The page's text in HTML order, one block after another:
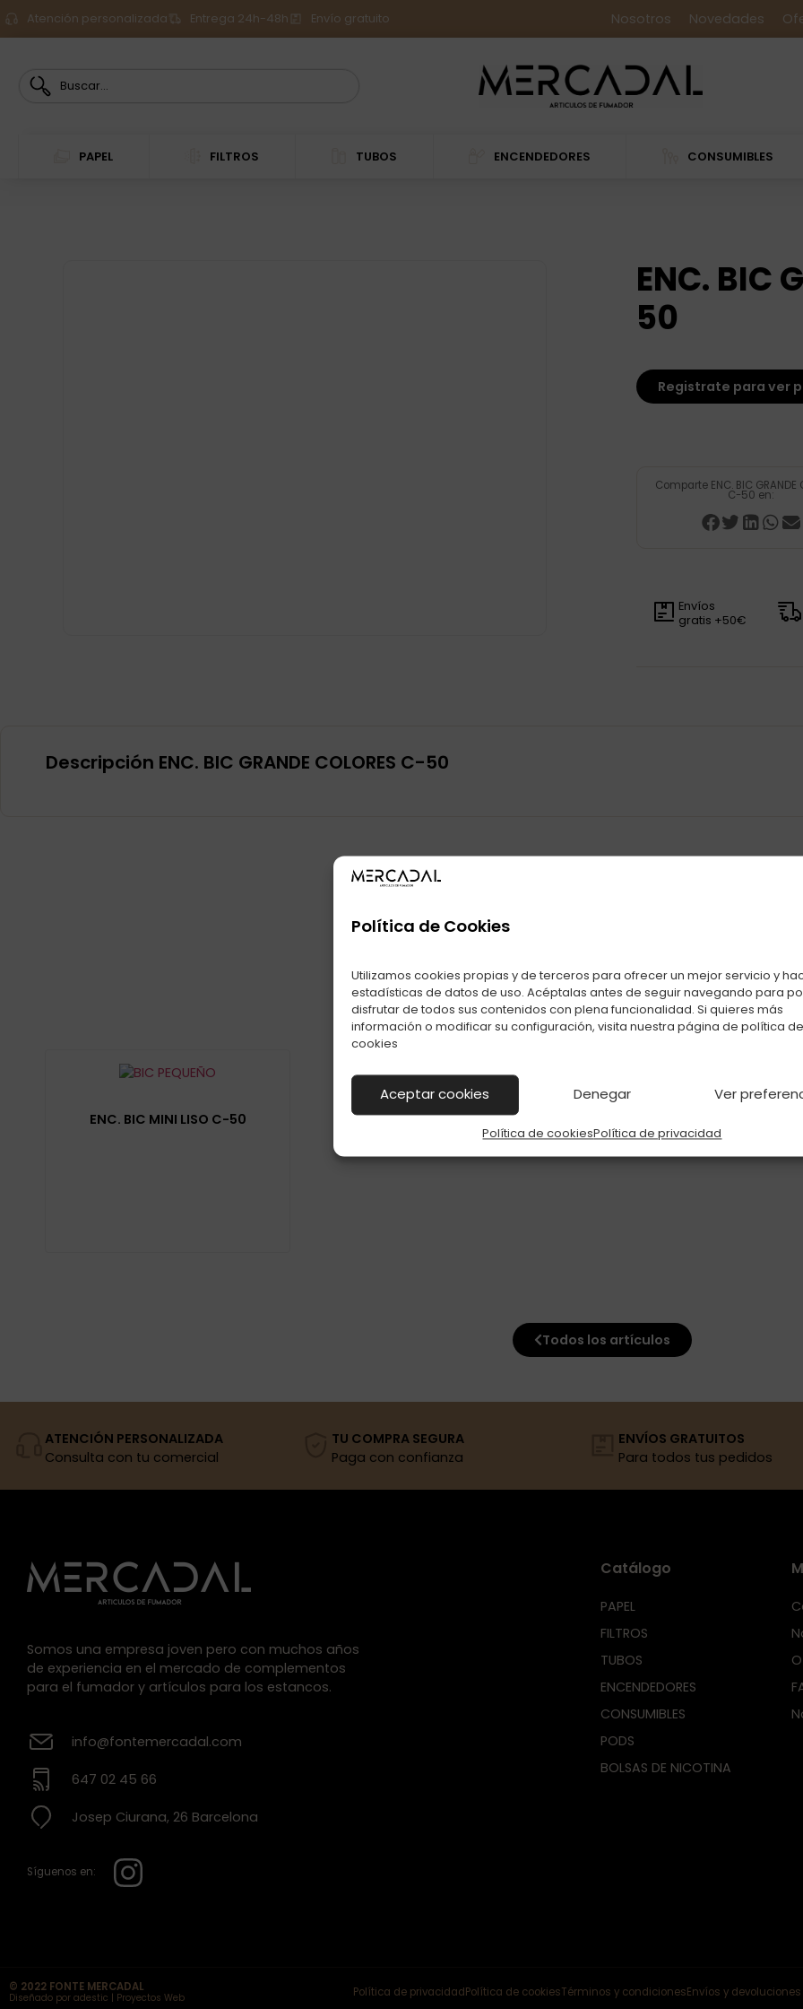
Política de Cookies
Utilizamos cookies propias y de terceros para ofrecer un mejor servicio y
estadísticas de datos de uso. Acéptalas antes de seguir navegando para
disfrutar de todos sus contenidos con plena funcionalidad. Si quieres más
información o modificar su configuración, visita nuestra página de política de
cookies
Aceptar cookies Denegar Ver
Política de cookiesPolítica de privacidad
Atención personalizada Entrega 24h-48h Envío gratuito Nosotros Novedades
PAPEL FILTROS TUBOS ENCENDEDORES CONSUMIBLES
ENC. BIC
50
Registrate para ver
Comparte ENC. BIC GRANDE
C-50 en:
Envíos
gratis +50€
Descripción ENC. BIC GRANDE COLORES C-50
También te puede interesar
ENC. BIC MINI LISO C-50
Todos los artículos
ATENCIÓN PERSONALIZADA
Consulta con tu comercial
TU COMPRA SEGURA
Paga con confianza
ENVÍOS GRATUITOS
Para todos tus pedidos
Somos una empresa joven pero con muchos años
de experiencia en el mercado de complementos
para el fumador y artículos para los estancos.
info@fontemercadal.com
647 02 45 66
Josep Ciurana, 26 Barcelona
Síguenos en:
Catálogo
PAPEL
FILTROS
TUBOS
ENCENDEDORES
CONSUMIBLES
PODS
BOLSAS DE NICOTINA
© 2022 FONTE MERCADAL
Diseñado por adestic | Proyectos Web Política de privacidadPolítica de cookiesTérminos y condicionesEnvíos y devoluciones